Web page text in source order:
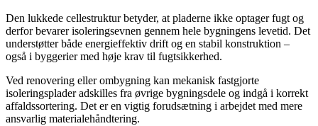
Den lukkede cellestruktur betyder, at pladerne ikke optager fugt og
derfor bevarer isoleringsevnen gennem hele bygningens levetid. Det
understøtter både energieffektiv drift og en stabil konstruktion –
også i byggerier med høje krav til fugtsikkerhed.
Ved renovering eller ombygning kan mekanisk fastgjorte
isoleringsplader adskilles fra øvrige bygningsdele og indgå i korrekt
affaldssortering. Det er en vigtig forudsætning i arbejdet med mere
ansvarlig materialehåndtering.